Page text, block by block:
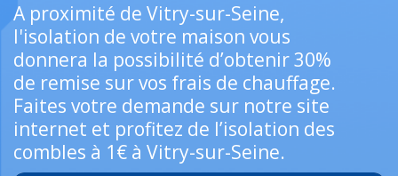
A proximité de Vitry-sur-Seine,
l'isolation de votre maison vous
donnera la possibilité d’obtenir 30%
de remise sur vos frais de chauffage.
Faites votre demande sur notre site
internet et profitez de l’isolation des
combles à 1€ à Vitry-sur-Seine.